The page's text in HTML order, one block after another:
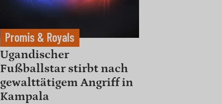
Promis & Royals
Ugandischer
Fußballstar stirbt nach
gewalttätigem Angriff in
Kampala